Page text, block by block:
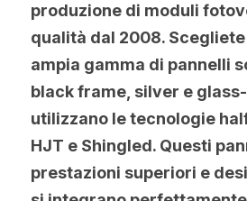
produzione di moduli
qualità dal 2008.
ampia gamma di pannelli
black frame, silver e
utilizzano le tecnologie
HJT e Shingled. Questi
prestazioni superiori e